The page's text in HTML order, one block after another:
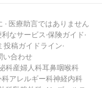
医療助言ではありません
利なサービス·保険ガイド·
投稿ガイドライン·
い合わせ
科産婦人科耳鼻咽喉科
科アレルギー科神経内科